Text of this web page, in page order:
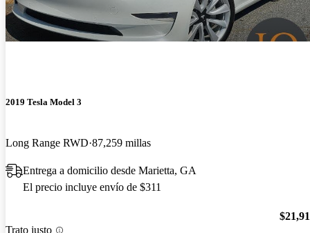
2019 Tesla Model 3
Long Range RWD 87,259 millas
Entrega a domicilio desde Marietta, GA
El precio incluye envío de $311
Trato justo